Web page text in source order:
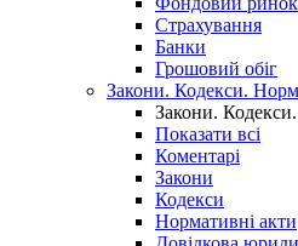
Страхування
Банки
Грошовий обіг
Закони. Кодекси.
Закони.
Показати всі
Коментарі
Закони
Кодекси
Нормативні акти